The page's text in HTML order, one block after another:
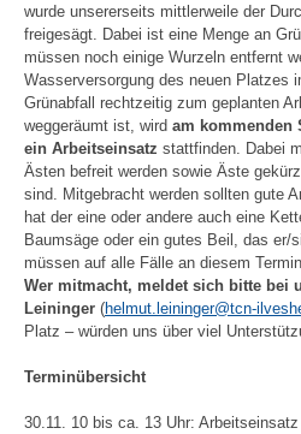
wurde unsererseits mittlerweile der
freigesägt. Dabei ist eine Menge an
müssen noch einige Wurzeln entfernt
Wasserversorgung des neuen Platzes
Grünabfall rechtzeitig zum geplanten
weggeräumt ist, wird am kommenden
ein Arbeitseinsatz stattfinden. Dabei
Ästen befreit werden sowie Äste
sind. Mitgebracht werden sollten gute
hat der eine oder andere auch eine
Baumsäge oder ein gutes Beil, das er/
müssen auf alle Fälle an diesem
Wer mitmacht, meldet sich bitte bei
Leininger (helmut.leininger@tcn-
Platz – würden uns über viel
Terminübersicht
30.11. 10 bis ca. 13 Uhr: